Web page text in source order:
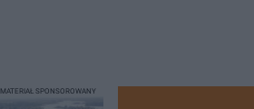
MATERIAŁ SPONSOROWANY